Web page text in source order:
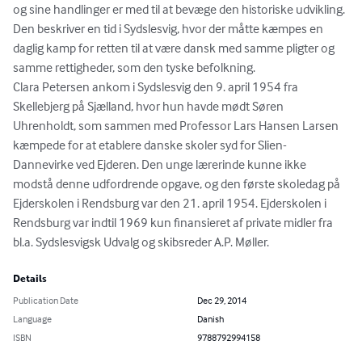
og sine handlinger er med til at bevæge den historiske udvikling.
Den beskriver en tid i Sydslesvig, hvor der måtte kæmpes en
daglig kamp for retten til at være dansk med samme pligter og
samme rettigheder, som den tyske befolkning.
Clara Petersen ankom i Sydslesvig den 9. april 1954 fra
Skellebjerg på Sjælland, hvor hun havde mødt Søren
Uhrenholdt, som sammen med Professor Lars Hansen Larsen
kæmpede for at etablere danske skoler syd for Slien-
Dannevirke ved Ejderen. Den unge lærerinde kunne ikke
modstå denne udfordrende opgave, og den første skoledag på
Ejderskolen i Rendsburg var den 21. april 1954. Ejderskolen i
Rendsburg var indtil 1969 kun finansieret af private midler fra
bl.a. Sydslesvigsk Udvalg og skibsreder A.P. Møller.
Details
Publication Date
Dec 29, 2014
Language
Danish
ISBN
9788792994158